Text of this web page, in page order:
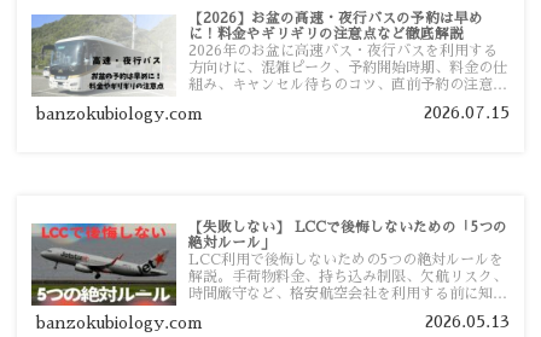
【2026】お盆の高速・夜行バスの予約は早め
に！料金やギリギリの注意点など徹底解説
2026年のお盆に高速バス・夜行バスを利用する
方向けに、混雑ピーク、予約開始時期、料金の仕
組み、キャンセル待ちのコツ、直前予約の注意点
banzokubiology.com 2026.07.15
【失敗しない】 LCCで後悔しないための「5つの
絶対ルール」
LCC利用で後悔しないための5つの絶対ルールを
解説。手荷物料金、持ち込み制限、欠航リスク、
時間厳守など、格安航空会社を利用する前に知っ
す。
banzokubiology.com 2026.05.13